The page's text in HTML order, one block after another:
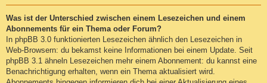
Was ist der Unterschied zwischen einem Lesezeichen und einem
Abonnements für ein Thema oder Forum?
In phpBB 3.0 funktionierten Lesezeichen ähnlich den Lesezeichen in
Web-Browsern: du bekamst keine Informationen bei einem Update. Seit
phpBB 3.1 ähneln Lesezeichen mehr einem Abonnement: du kannst eine
Benachrichtigung erhalten, wenn ein Thema aktualisiert wird.